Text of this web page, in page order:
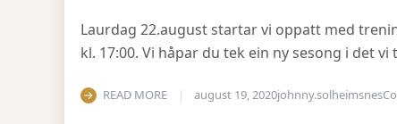
Laurdag 22.august startar vi oppatt med
kl. 17:00. Vi håpar du tek ein ny sesong i det
READ MORE august 19, 2020johnny.solheimsnes